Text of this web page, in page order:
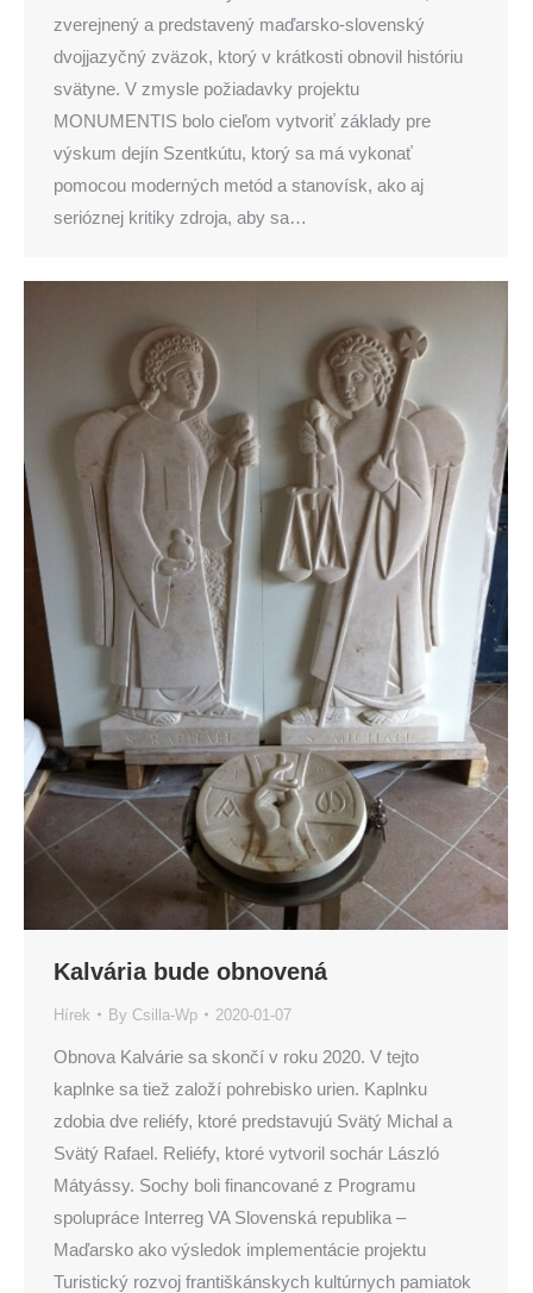
zverejnený a predstavený maďarsko-slovenský
dvojjazyčný zväzok, ktorý v krátkosti obnovil históriu
svätyne. V zmysle požiadavky projektu
MONUMENTIS bolo cieľom vytvoriť základy pre
výskum dejín Szentkútu, ktorý sa má vykonať
pomocou moderných metód a stanovísk, ako aj
serióznej kritiky zdroja, aby sa…
Kalvária bude obnovená
Hírek By Csilla-Wp 2020-01-07
Obnova Kalvárie sa skončí v roku 2020. V tejto
kaplnke sa tiež založí pohrebisko urien. Kaplnku
zdobia dve reliéfy, ktoré predstavujú Svätý Michal a
Svätý Rafael. Reliéfy, ktoré vytvoril sochár László
Mátyássy. Sochy boli financované z Programu
spolupráce Interreg VA Slovenská republika –
Maďarsko ako výsledok implementácie projektu
Turistický rozvoj františkánskych kultúrnych pamiatok